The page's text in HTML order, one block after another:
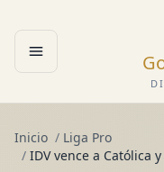
Abrir menú
Inicio / Liga Pro
/ IDV vence a Católica